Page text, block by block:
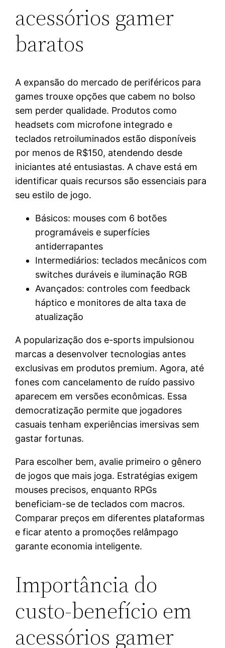
acessórios gamer
baratos
A expansão do mercado de periféricos para
games trouxe opções que cabem no bolso
sem perder qualidade. Produtos como
headsets com microfone integrado e
teclados retroiluminados estão disponíveis
por menos de R$150, atendendo desde
iniciantes até entusiastas. A chave está em
identificar quais recursos são essenciais para
seu estilo de jogo.
Básicos: mouses com 6 botões
programáveis e superfícies
antiderrapantes
Intermediários: teclados mecânicos com
switches duráveis e iluminação RGB
Avançados: controles com feedback
háptico e monitores de alta taxa de
atualização
A popularização dos e-sports impulsionou
marcas a desenvolver tecnologias antes
exclusivas em produtos premium. Agora, até
fones com cancelamento de ruído passivo
aparecem em versões econômicas. Essa
democratização permite que jogadores
casuais tenham experiências imersivas sem
gastar fortunas.
Para escolher bem, avalie primeiro o gênero
de jogos que mais joga. Estratégias exigem
mouses precisos, enquanto RPGs
beneficiam-se de teclados com macros.
Comparar preços em diferentes plataformas
e ficar atento a promoções relâmpago
garante economia inteligente.
Importância do
custo-benefício em
acessórios gamer